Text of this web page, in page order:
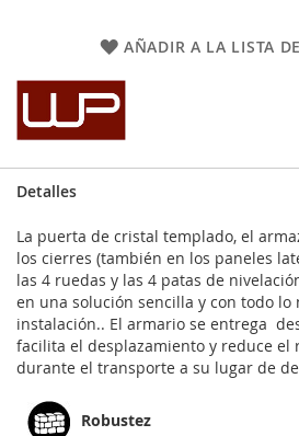
AÑADIR A LA LISTA
Detalles
La puerta de cristal templado, el
los cierres (también en los paneles
las 4 ruedas y las 4 patas de
en una solución sencilla y con todo lo
instalación.. El armario se entrega
facilita el desplazamiento y reduce el
durante el transporte a su lugar de
Robustez